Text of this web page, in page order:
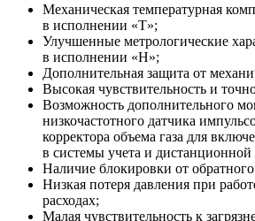
Механическая температурная
в исполнении «Т»;
Улучшенные метрологические
в исполнении «Н»;
Дополнительная защита от
Высокая чувствительность и
Возможность дополнительного
низкочастотного датчика
корректора объема газа для
в системы учета и
Наличие блокировки от обратного
Низкая потеря давления при
расходах;
Малая чувствительность к